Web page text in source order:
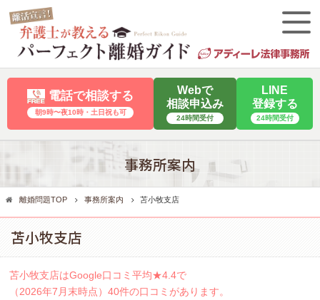
電話で相談する
朝9時〜夜10時・⼟⽇祝も可
Webで
相談申込み
24時間受付
LINE
登録する
24時間受付
事務所案内
離婚問題TOP 事務所案内 苫小牧支店
苫小牧支店
苫小牧支店はGoogle口コミ平均★4.4で
（2026年7月末時点）40件の口コミがあります。